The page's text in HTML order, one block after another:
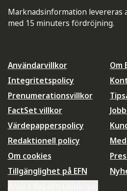
Marknadsinformation levereras
med 15 minuters fördröjning.
Användarvillkor
Integritetspolicy
Prenumerationsvillkor
FactSet villkor
Värdepapperspolicy
Redaktionell policy
Om cookies
Tillgänglighet på EFN
Om